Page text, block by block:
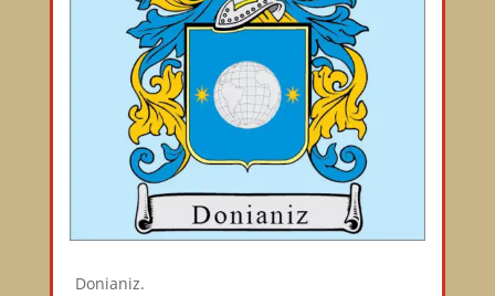
Donianiz.